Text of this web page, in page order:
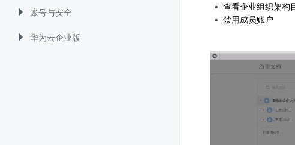
账号与安全
华为云企业版
查看企业组织架构
禁用成员账户